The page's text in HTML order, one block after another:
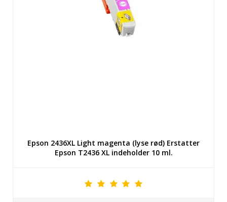
Epson 2436XL Light magenta (lyse rød) Erstatter
Epson T2436 XL indeholder 10 ml.